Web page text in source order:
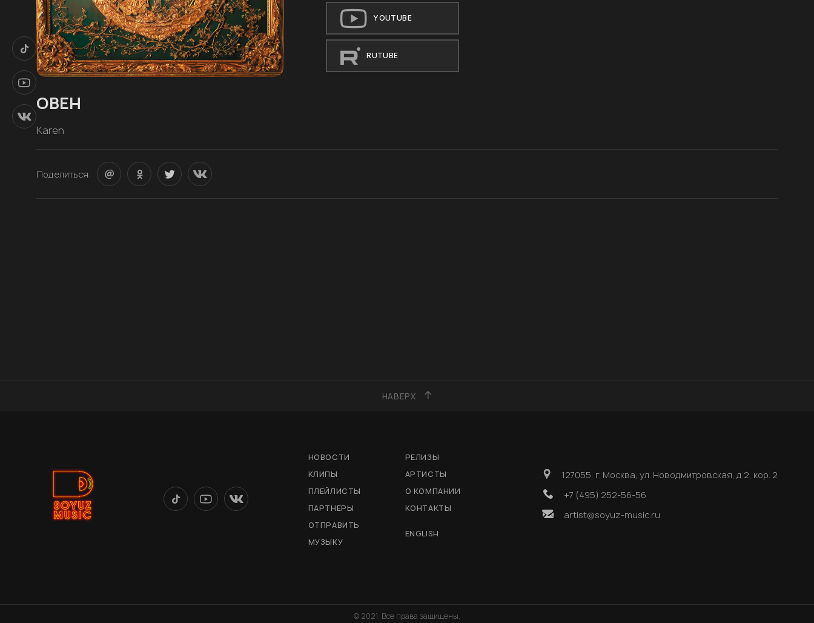
YOUTUBE
RUTUBE
ОВЕН
Karen
Поделиться:
НАВЕРХ
НОВОСТИ
РЕЛИЗЫ
КЛИПЫ
АРТИСТЫ
ПЛЕЙЛИСТЫ
О КОМПАНИИ
ПАРТНЕРЫ
КОНТАКТЫ
ОТПРАВИТЬ
МУЗЫКУ
ENGLISH
127055, г. Москва, ул. Новодмитровская, д 2, кор. 2
+7 (495) 252-56-56
artist@soyuz-music.ru
© 2021. Все права защищены.